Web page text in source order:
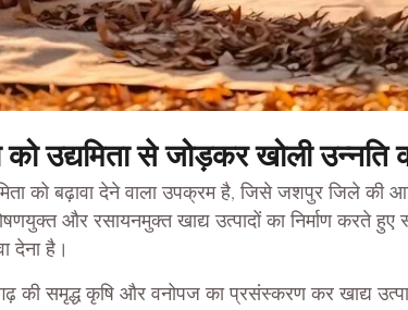
को उद्यमिता से जोड़कर खोली उन्नति
को बढ़ावा देने वाला उपक्रम है, जिसे जशपुर जिले की
और रसायनमुक्त खाद्य उत्पादों का निर्माण करते हुए
देना है।
की समृद्ध कृषि और वनोपज का प्रसंस्करण कर खाद्य